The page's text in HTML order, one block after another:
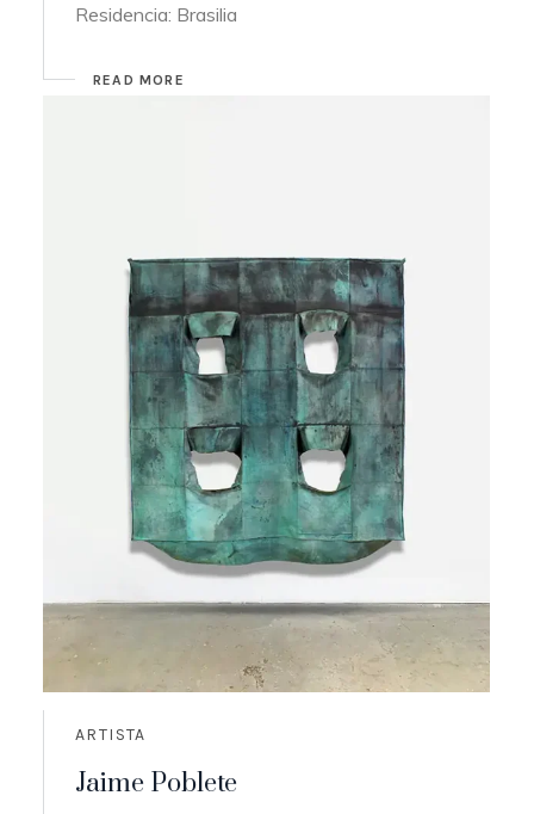
Residencia: Brasilia
READ MORE
ARTISTA
Jaime Poblete